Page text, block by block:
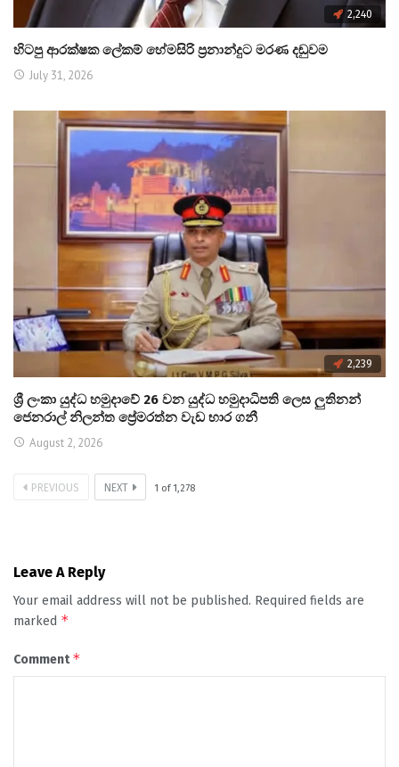
2,240
හිටපු ආරක්ෂක ලේකම් හේමසිරි ප්‍රනාන්දුට මරණ දඬුවම
July 31, 2026
2,239
ශ්‍රී ලංකා යුද්ධ හමුදාවේ 26 වන යුද්ධ හමුදාධිපති ලෙස ලුතිනන්
ජෙනරාල් නිලන්ත ප්‍රේමරත්න වැඩ භාර ගනී
August 2, 2026
PREVIOUS NEXT 1 of 1,278
Leave A Reply
Your email address will not be published. Required fields are
marked *
Comment*